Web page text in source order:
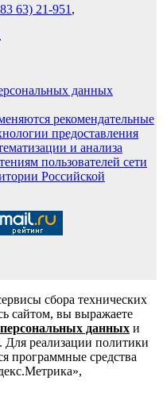
63) 21-951 ,
.
данных
рекомендательные
предоставления
и анализа
пользователей сети
Российской
сбора технических
сайтом, вы выражаете
данных и
реализации политики
программные средства